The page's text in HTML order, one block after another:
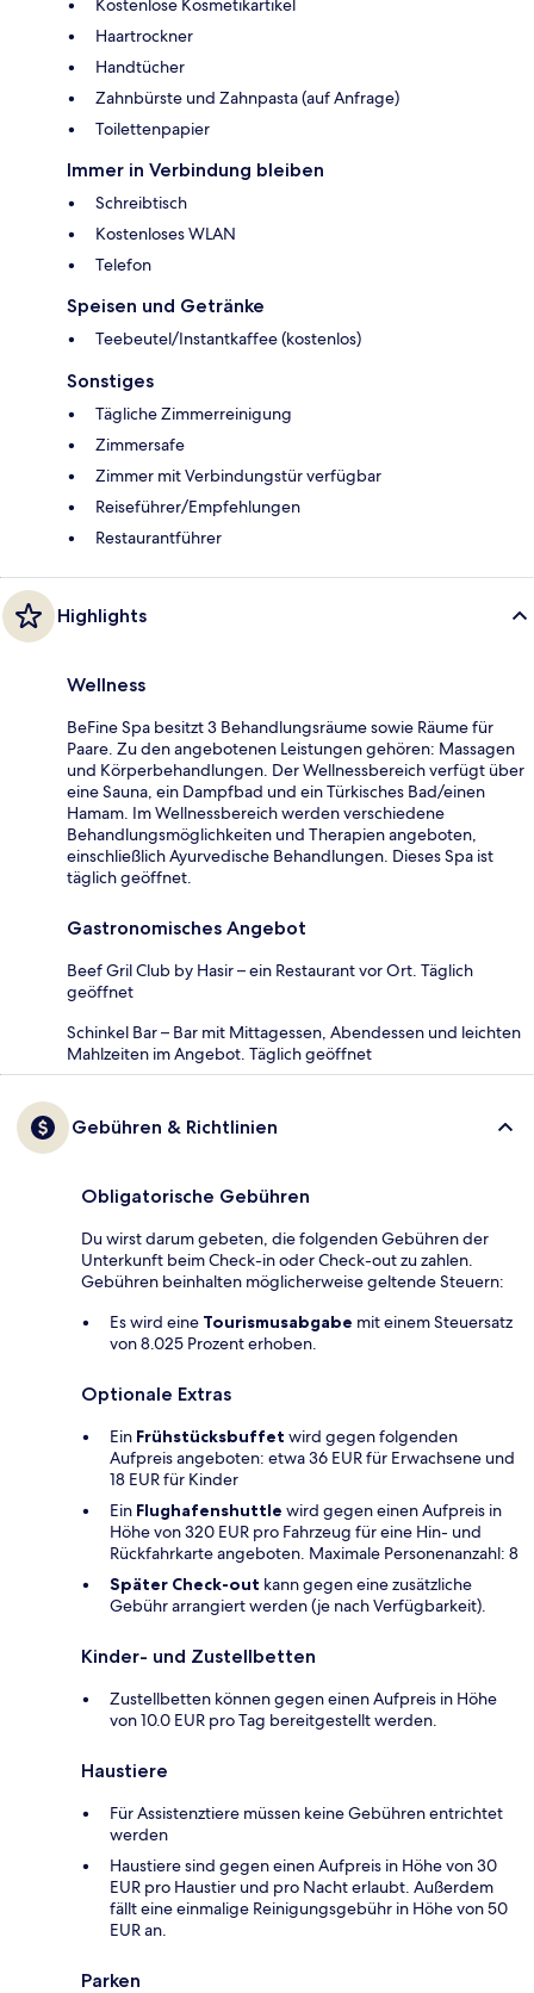
Kostenlose Kosmetikartikel
Haartrockner
Handtücher
Zahnbürste und Zahnpasta (auf Anfrage)
Toilettenpapier
Immer in Verbindung bleiben
Schreibtisch
Kostenloses WLAN
Telefon
Speisen und Getränke
Teebeutel/Instantkaffee (kostenlos)
Sonstiges
Tägliche Zimmerreinigung
Zimmersafe
Zimmer mit Verbindungstür verfügbar
Reiseführer/Empfehlungen
Restaurantführer
Highlights
Wellness
BeFine Spa besitzt 3 Behandlungsräume sowie Räume für
Paare. Zu den angebotenen Leistungen gehören: Massagen
und Körperbehandlungen. Der Wellnessbereich verfügt über
eine Sauna, ein Dampfbad und ein Türkisches Bad/einen
Hamam. Im Wellnessbereich werden verschiedene
Behandlungsmöglichkeiten und Therapien angeboten,
einschließlich Ayurvedische Behandlungen. Dieses Spa ist
täglich geöffnet.
Gastronomisches Angebot
Beef Gril Club by Hasir – ein Restaurant vor Ort. Täglich
geöffnet
Schinkel Bar – Bar mit Mittagessen, Abendessen und leichten
Mahlzeiten im Angebot. Täglich geöffnet
Gebühren & Richtlinien
Obligatorische Gebühren
Du wirst darum gebeten, die folgenden Gebühren der
Unterkunft beim Check-in oder Check-out zu zahlen.
Gebühren beinhalten möglicherweise geltende Steuern:
Es wird eine Tourismusabgabe mit einem Steuersatz
von 8.025 Prozent erhoben.
Optionale Extras
Ein Frühstücksbuffet wird gegen folgenden
Aufpreis angeboten: etwa 36 EUR für Erwachsene und
18 EUR für Kinder
Ein Flughafenshuttle wird gegen einen Aufpreis in
Höhe von 320 EUR pro Fahrzeug für eine Hin- und
Rückfahrkarte angeboten. Maximale Personenanzahl: 8
Später Check-out kann gegen eine zusätzliche
Gebühr arrangiert werden (je nach Verfügbarkeit).
Kinder- und Zustellbetten
Zustellbetten können gegen einen Aufpreis in Höhe
von 10.0 EUR pro Tag bereitgestellt werden.
Haustiere
Für Assistenztiere müssen keine Gebühren entrichtet
werden
Haustiere sind gegen einen Aufpreis in Höhe von 30
EUR pro Haustier und pro Nacht erlaubt. Außerdem
fällt eine einmalige Reinigungsgebühr in Höhe von 50
EUR an.
Parken